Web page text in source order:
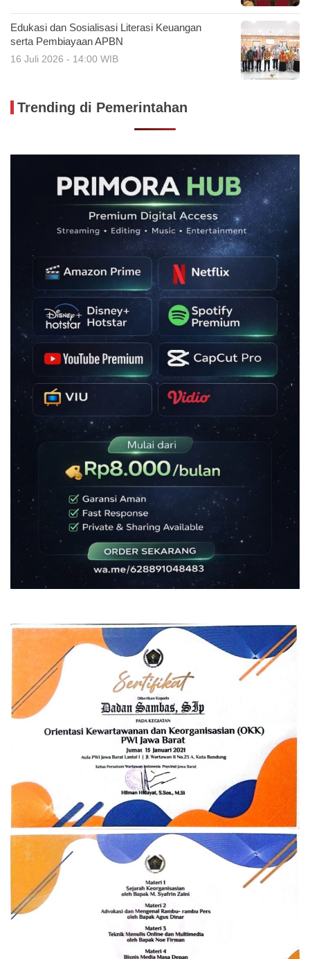
Edukasi dan Sosialisasi Literasi Keuangan
serta Pembiayaan APBN
16 Juli 2026 - 14:00 WIB
Trending di Pemerintahan